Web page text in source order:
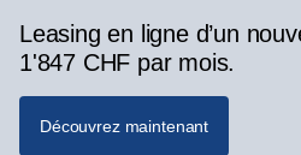
Leasing en ligne d’un
1'847 CHF par mois.
Découvrez maintenant